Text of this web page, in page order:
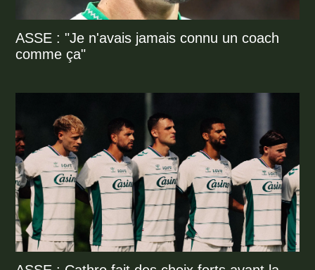
ASSE : "Je n'avais jamais connu un coach
comme ça"